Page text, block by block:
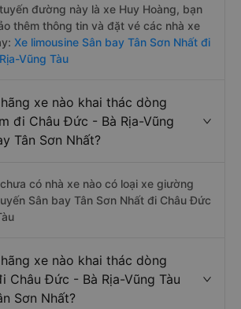
đường này là xe Huy Hoàng, bạn
thêm thông tin và đặt vé các nhà xe
Xe limousine Sân bay Tân Sơn Nhất đi
Vũng Tàu
xe nào khai thác dòng
đi Châu Đức - Bà Rịa-Vũng
Tân Sơn Nhất?
có nhà xe nào có loại xe giường
Sân bay Tân Sơn Nhất đi Châu Đức
xe nào khai thác dòng
Châu Đức - Bà Rịa-Vũng Tàu
Sơn Nhất?